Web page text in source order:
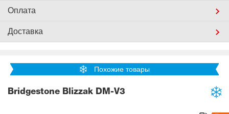
Оплата
Доставка
Похожие товары
Bridgestone Blizzak DM-V3